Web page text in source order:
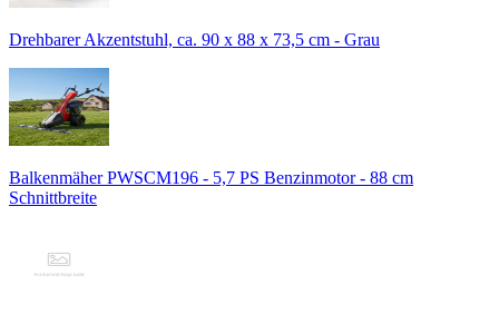
Drehbarer Akzentstuhl, ca. 90 x 88 x 73,5 cm - Grau
Balkenmäher PWSCM196 - 5,7 PS Benzinmotor - 88 cm
Schnittbreite